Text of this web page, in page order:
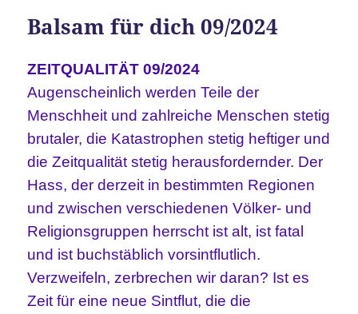
Balsam für dich 09/2024
ZEITQUALITÄT 09/2024
Augenscheinlich werden Teile der
Menschheit und zahlreiche Menschen stetig
brutaler, die Katastrophen stetig heftiger und
die Zeitqualität stetig herausfordernder. Der
Hass, der derzeit in bestimmten Regionen
und zwischen verschiedenen Völker- und
Religionsgruppen herrscht ist alt, ist fatal
und ist buchstäblich vorsintflutlich.
Verzweifeln, zerbrechen wir daran? Ist es
Zeit für eine neue Sintflut, die die